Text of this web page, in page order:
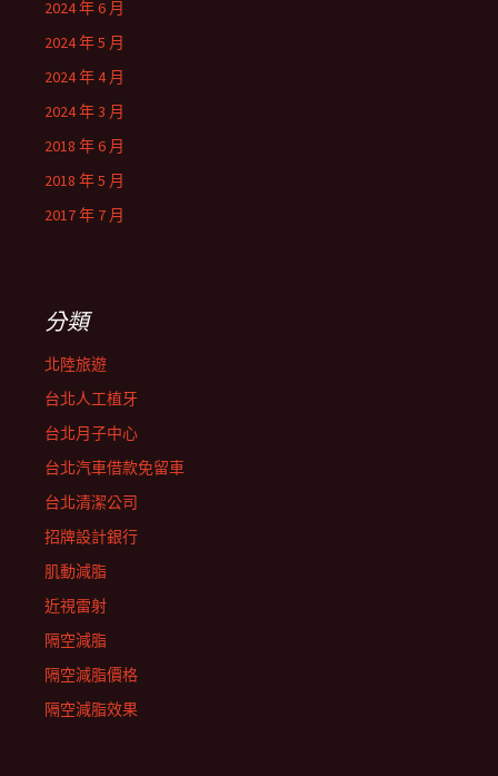
2024 年 6 月
2024 年 5 月
2024 年 4 月
2024 年 3 月
2018 年 6 月
2018 年 5 月
2017 年 7 月
分類
北陸旅遊
台北人工植牙
台北月子中心
台北汽車借款免留車
台北清潔公司
招牌設計銀行
肌動減脂
近視雷射
隔空減脂
隔空減脂價格
隔空減脂效果